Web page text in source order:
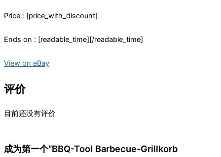
Price : [price_with_discount]
Ends on : [readable_time][/readable_time]
View on eBay
评价
目前还没有评价
成为第一个“BBQ-Tool Barbecue-Grillkorb